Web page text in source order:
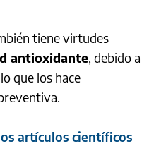
tiene virtudes
antioxidante, debido a
que los hace
artículos científicos